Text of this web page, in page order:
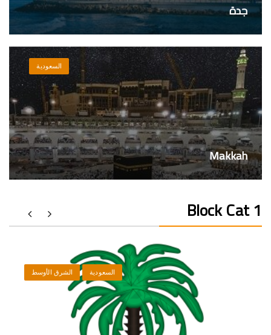
جدة
السعودية
Makkah
Block Cat 1
السعودية الشرق الأوسط